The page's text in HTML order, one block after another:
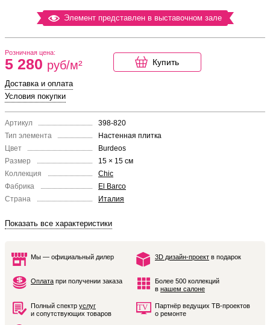
Элемент представлен в выставочном зале
Розничная цена:
5 280 руб/м² Купить
Доставка и оплата
Условия покупки
Артикул
398-820
Тип элемента
Настенная плитка
Цвет
Burdeos
Размер
15 × 15 см
Коллекция
Chic
Фабрика
El Barco
Страна
Италия
Показать все характеристики
Мы — официальный дилер 3D дизайн-проект в подарок
Оплата при получении заказа
Более 500 коллекций
в нашем салоне
Полный спектр услуг
и сопутствующих товаров
Партнёр ведущих ТВ-проектов
о ремонте